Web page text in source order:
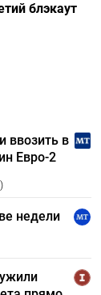
блэкаут